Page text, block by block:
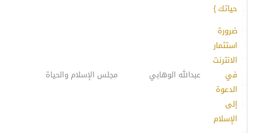
حياتك }
ضرورة
استثمار
الانترنت
في
الدعوة
إلى
الإسلام
عبدالله الوهابي مجلس الإسلام والحياة